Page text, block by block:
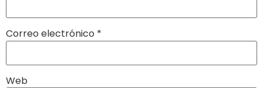
Correo electrónico *
Web